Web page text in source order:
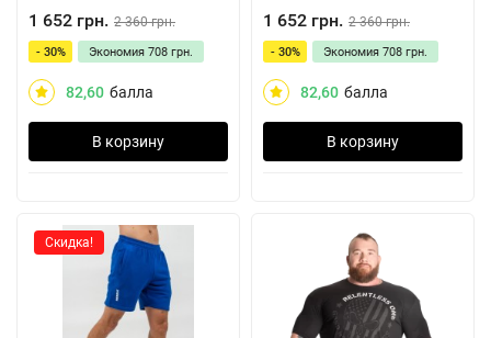
1 652 грн. 2 360 грн.
- 30% Экономия 708 грн.
82,60 балла
В корзину
1 652 грн. 2 360 грн.
- 30% Экономия 708 грн.
82,60 балла
В корзину
Скидка!